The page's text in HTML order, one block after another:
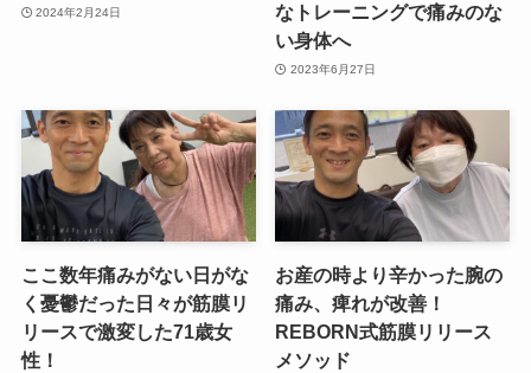
2024年2月24日
なトレーニングで痛みのな
い身体へ
2023年6月27日
ここ数年痛みがない日がな
く憂鬱だった日々が筋膜リ
リースで激変した71歳女
性！
お産の時より辛かった腕の
痛み、痺れが改善！
REBORN式筋膜リリース
メソッド